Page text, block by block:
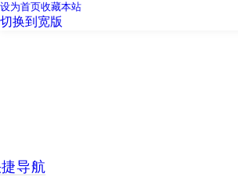
设为首页收藏本站
切换到宽版
导航